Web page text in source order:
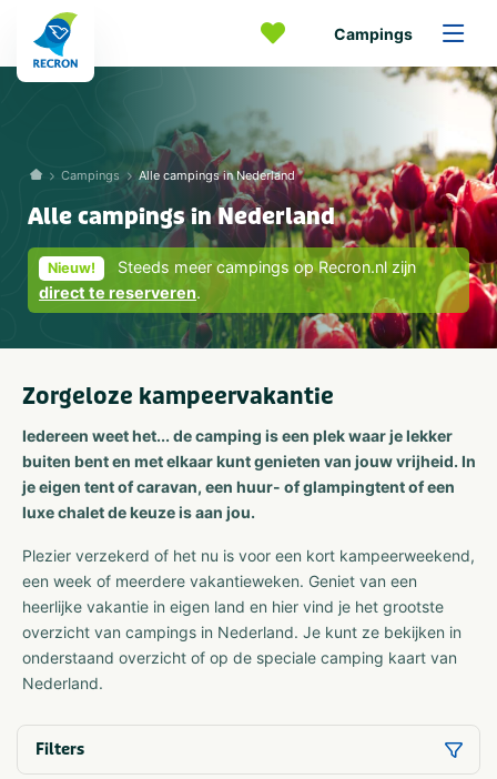
Campings
Campings Alle campings in Nederland
Alle campings in Nederland
Nieuw!
Steeds meer campings op Recron.nl zijn
direct te reserveren.
Zorgeloze kampeervakantie
Iedereen weet het... de camping is een plek waar je lekker
buiten bent en met elkaar kunt genieten van jouw vrijheid. In
je eigen tent of caravan, een huur- of glampingtent of een
luxe chalet de keuze is aan jou.
Plezier verzekerd of het nu is voor een kort kampeerweekend,
een week of meerdere vakantieweken. Geniet van een
heerlijke vakantie in eigen land en hier vind je het grootste
overzicht van campings in Nederland. Je kunt ze bekijken in
onderstaand overzicht of op de speciale camping kaart van
Nederland.
Filters